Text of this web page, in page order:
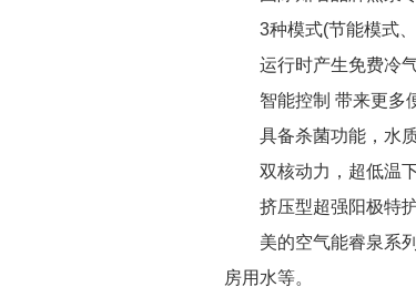
3种模式(节能模式、
运行时产生免费冷气
智能控制 带来更多
具备杀菌功能，水质
双核动力，超低温下
挤压型超强阳极特护
美的空气能睿泉系列
房用水等。